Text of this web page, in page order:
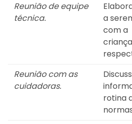
Reunião de equipe
técnica.
a
com a
Reunião com as
cuidadoras.
rotina